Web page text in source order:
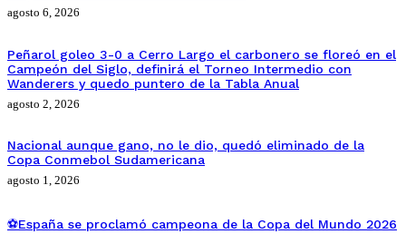
agosto 6, 2026
Peñarol goleo 3-0 a Cerro Largo el carbonero se floreó en el
Campeón del Siglo, definirá el Torneo Intermedio con
Wanderers y quedo puntero de la Tabla Anual
agosto 2, 2026
Nacional aunque gano, no le dio, quedó eliminado de la
Copa Conmebol Sudamericana
agosto 1, 2026
⚽España se proclamó campeona de la Copa del Mundo 2026